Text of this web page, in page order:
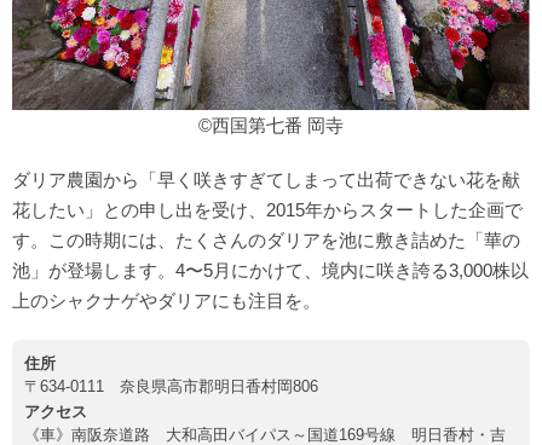
©西国第七番 岡寺
ダリア農園から「早く咲きすぎてしまって出荷できない花を献
花したい」との申し出を受け、2015年からスタートした企画で
す。この時期には、たくさんのダリアを池に敷き詰めた「華の
池」が登場します。4〜5月にかけて、境内に咲き誇る3,000株以
上のシャクナゲやダリアにも注目を。
住所
〒634-0111 奈良県高市郡明日香村岡806
アクセス
《車》南阪奈道路 大和高田バイパス～国道169号線 明日香村・吉